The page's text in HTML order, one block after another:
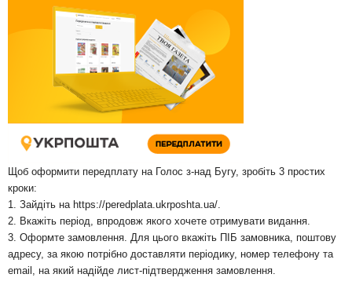
Щоб оформити передплату на Голос з-над Бугу, зробіть 3 простих
кроки:
1. Зайдіть на https://peredplata.ukrposhta.ua/
2. Вкажіть період, впродовж якого хочете отримувати видання.
3. Оформте замовлення. Для цього вкажіть ПІБ замовника, поштову
адресу, за якою потрібно доставляти періодику, номер телефону та
email, на який надійде лист-підтвердження замовлення.